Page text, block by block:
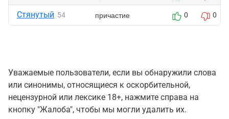
Стянутый 54 причастие 0 0
Уважаемые пользователи, если вы обнаружили слова
или синонимы, относящиеся к оскорбительной,
нецензурной или лексике 18+, нажмите справа на
кнопку "Жалоба", чтобы мы могли удалить их.